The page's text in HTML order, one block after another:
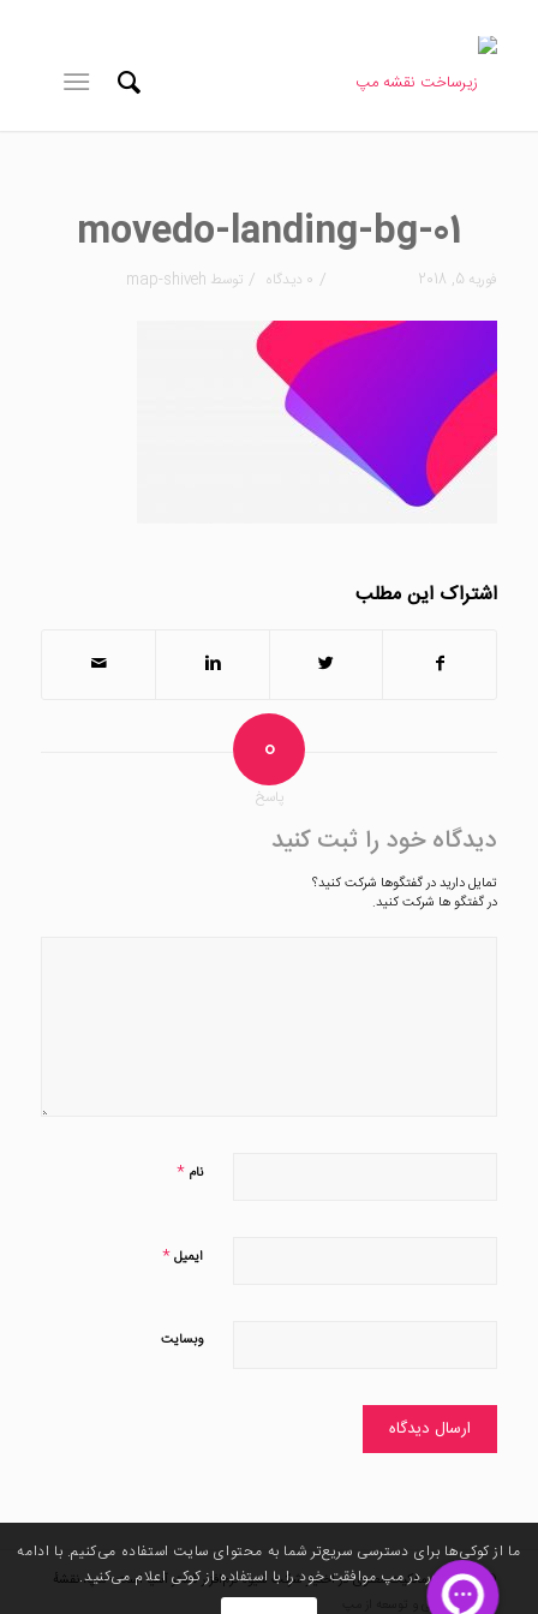
movedo-landing-bg-01
فوریه 5, 2018 / 0 دیدگاه / توسط map-shiveh
اشتراک این مطلب
0
پاسخ
دیدگاه خود را ثبت کنید
تمایل دارید در گفتگوها شرکت کنید؟
در گفتگو ها شرکت کنید.
نام *
ایمیل*
وبسایت
© کلیه حقوق مالکیت معنوی در اختیار شرکت شیوه نرم‌افزار گستر آسیا است - مپ، نقشهٔ
زندگی |طراحی و توسعه از مپ
ما از کوکی‌ها برای دسترسی سریع‌تر شما به محتوای سایت استفاده می‌کنیم. با ادامه
حضور در مپ موافقت خود را با استفاده از کوکی اعلام می‌کنید. ‌